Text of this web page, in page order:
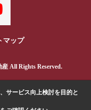
マップ
All Rights Reserved.
サービス向上検討を目的と